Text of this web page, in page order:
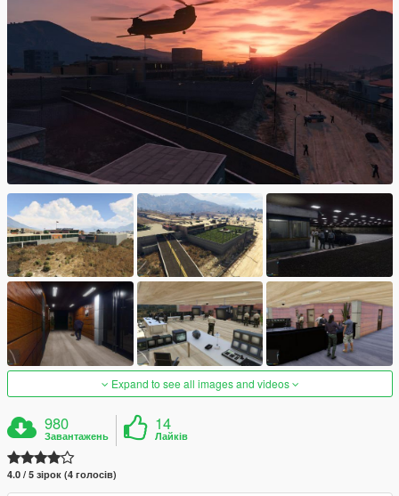
Expand to see all images and videos
980
Завантажень
14
Лайків
4.0 / 5 зірок (4 голосів)